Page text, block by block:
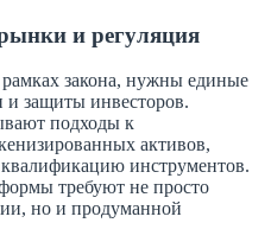
и регуляция
закона, нужны единые
и защиты инвесторов.
подходы к
активов,
инструментов.
требуют не просто
но и продуманной